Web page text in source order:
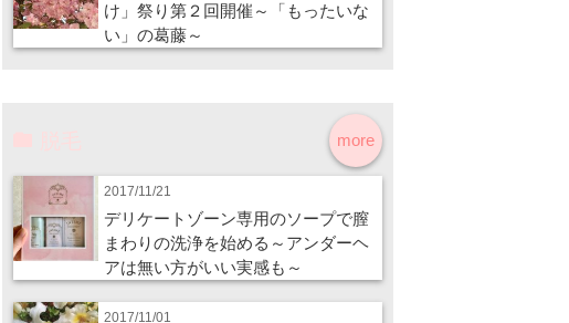
け」祭り第２回開催～「もったいな
い」の葛藤～
more
2017/11/21
デリケートゾーン専用のソープで膣
まわりの洗浄を始める～アンダーヘ
アは無い方がいい実感も～
2017/11/01